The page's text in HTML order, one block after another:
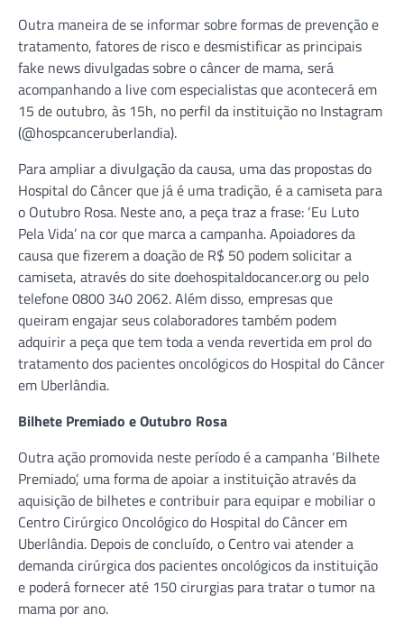
Outra maneira de se informar sobre formas de prevenção e
tratamento, fatores de risco e desmistificar as principais
fake news divulgadas sobre o câncer de mama, será
acompanhando a live com especialistas que acontecerá em
15 de outubro, às 15h, no perfil da instituição no Instagram
(@hospcanceruberlandia).
Para ampliar a divulgação da causa, uma das propostas do
Hospital do Câncer que já é uma tradição, é a camiseta para
o Outubro Rosa. Neste ano, a peça traz a frase: ‘Eu Luto
Pela Vida’ na cor que marca a campanha. Apoiadores da
causa que fizerem a doação de R$ 50 podem solicitar a
camiseta, através do site doehospitaldocancer.org ou pelo
telefone 0800 340 2062. Além disso, empresas que
queiram engajar seus colaboradores também podem
adquirir a peça que tem toda a venda revertida em prol do
tratamento dos pacientes oncológicos do Hospital do Câncer
em Uberlândia.
Bilhete Premiado e Outubro Rosa
Outra ação promovida neste período é a campanha ‘Bilhete
Premiado’, uma forma de apoiar a instituição através da
aquisição de bilhetes e contribuir para equipar e mobiliar o
Centro Cirúrgico Oncológico do Hospital do Câncer em
Uberlândia. Depois de concluído, o Centro vai atender a
demanda cirúrgica dos pacientes oncológicos da instituição
e poderá fornecer até 150 cirurgias para tratar o tumor na
mama por ano.